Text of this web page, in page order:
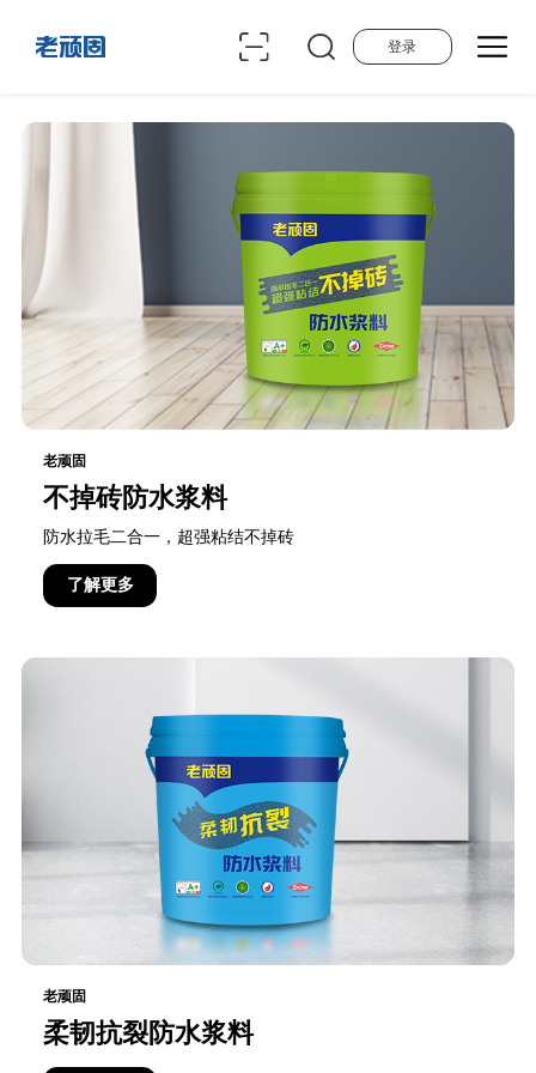
登录
老顽固
不掉砖防水浆料
防水拉毛二合一，超强粘结不掉砖
了解更多
老顽固
柔韧抗裂防水浆料